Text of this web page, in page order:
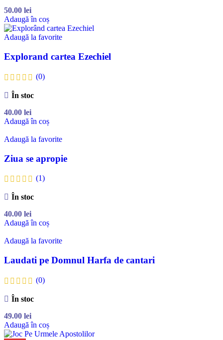
50.00 lei
Adaugă în coș
Adaugă la favorite
Explorand cartea Ezechiel
(0)
În stoc
40.00 lei
Adaugă în coș
Adaugă la favorite
Ziua se apropie
(1)
În stoc
40.00 lei
Adaugă în coș
Adaugă la favorite
Laudati pe Domnul Harfa de cantari
(0)
În stoc
49.00 lei
Adaugă în coș